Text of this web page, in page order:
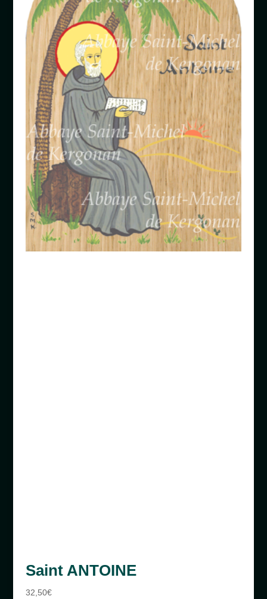
Saint ANTOINE
32,50€